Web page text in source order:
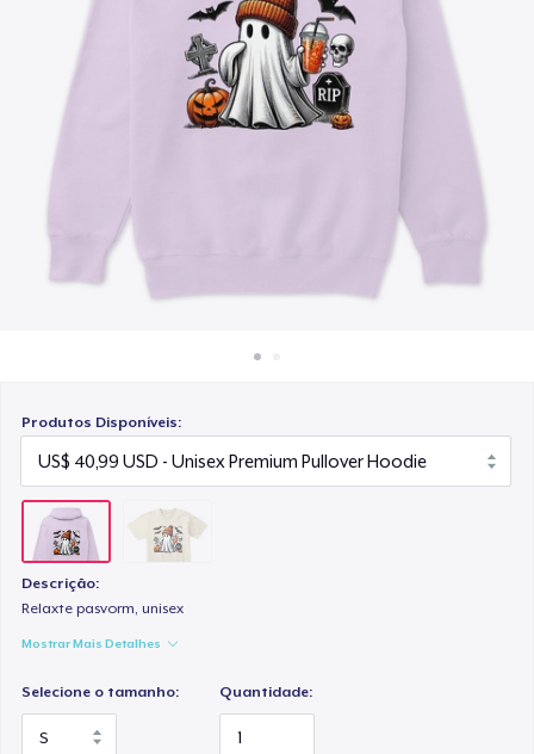
Venda em todo lugar
Venda qualquer coisa
Produtos Disponíveis:
Descrição:
Relaxte pasvorm, unisex
Mostrar Mais Detalhes
Selecione o tamanho: Quantidade: